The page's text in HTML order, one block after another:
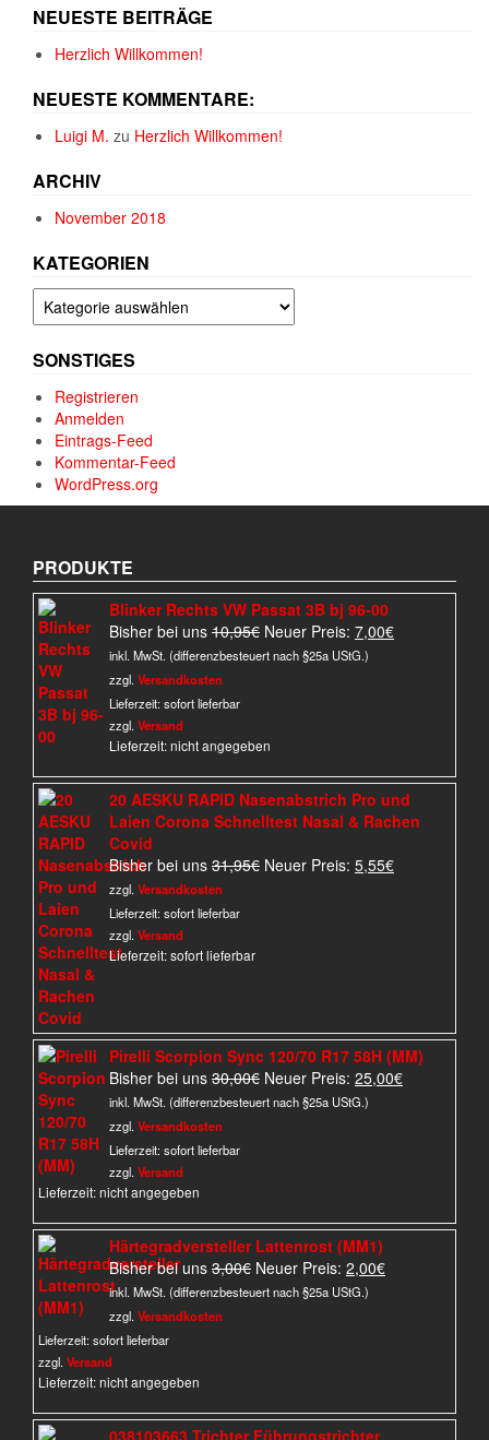
NEUESTE BEITRÄGE
Herzlich Willkommen!
NEUESTE KOMMENTARE:
Luigi M. zu Herzlich Willkommen!
ARCHIV
November 2018
KATEGORIEN
Kategorien
SONSTIGES
Registrieren
Anmelden
Eintrags-Feed
Kommentar-Feed
WordPress.org
PRODUKTE
Blinker Rechts VW Passat 3B bj 96-00
Bisher bei uns 10,95€ Ursprünglicher
Preis
Neuer Preis: 7,00€Aktueller
inkl. MwSt. (differenzbesteuert nach §25a UStG.)
zzgl.Versandkosten
Lieferzeit:sofort lieferbar
zzgl.Versand
Lieferzeit: nicht angegeben
20 AESKU RAPID Nasenabstrich Pro und
Laien Corona Schnelltest Nasal & Rachen
Covid
Bisher bei uns 31,95€ Ursprünglicher
Neuer Preis: 5,55€Aktueller
zzgl.Versandkosten
Lieferzeit:sofort lieferbar
zzgl.Versand
Lieferzeit: sofort lieferbar
Pirelli Scorpion Sync 120/70 R17 58H (MM)
Bisher bei uns 30,00€ Ursprünglicher
Preis
Neuer Preis: 25,00€Aktueller
inkl. MwSt. (differenzbesteuert nach §25a UStG.)
zzgl.Versandkosten
Lieferzeit:sofort lieferbar
zzgl.Versand
Lieferzeit: nicht angegeben
Härtegradversteller Lattenrost (MM1)
Bisher bei uns 3,00€ Ursprünglicher
Preis
Neuer Preis: 2,00€Aktueller
inkl. MwSt. (differenzbesteuert nach §25a UStG.)
zzgl.Versandkosten
Lieferzeit:sofort lieferbar
zzgl.Versand
Lieferzeit: nicht angegeben